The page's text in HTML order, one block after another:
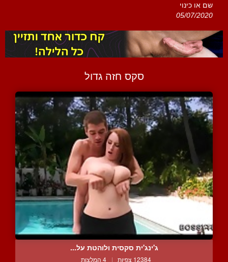
שם או כינוי
05/07/2020
סקס חזה גדול
ג'ינג'ית סקסית ולוהטת על...
12384 צפיות | 4 המלצות